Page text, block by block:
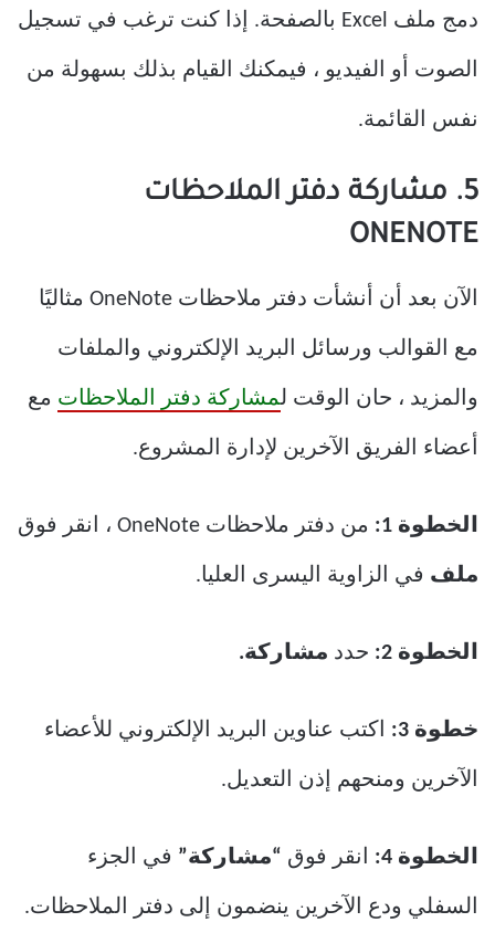
دمج ملف Excel بالصفحة. إذا كنت ترغب في تسجيل
الصوت أو الفيديو ، فيمكنك القيام بذلك بسهولة من
نفس القائمة.
5. مشاركة دفتر الملاحظات
ONENOTE
الآن بعد أن أنشأت دفتر ملاحظات OneNote مثاليًا
مع القوالب ورسائل البريد الإلكتروني والملفات
والمزيد ، حان الوقت لمشاركة دفتر الملاحظات مع
أعضاء الفريق الآخرين لإدارة المشروع.
الخطوة 1: من دفتر ملاحظات OneNote ، انقر فوق
ملف في الزاوية اليسرى العليا.
الخطوة 2: حدد مشاركة.
خطوة 3: اكتب عناوين البريد الإلكتروني للأعضاء
الآخرين ومنحهم إذن التعديل.
الخطوة 4: انقر فوق “مشاركة” في الجزء
السفلي ودع الآخرين ينضمون إلى دفتر الملاحظات.